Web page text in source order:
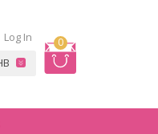
0
Log In